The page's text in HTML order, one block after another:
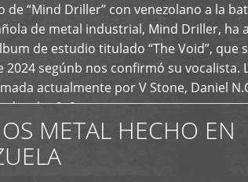
de “Mind Driller” con venezolano a la
de metal industrial, Mind Driller, ha
de estudio titulado “The Void”, que
2024 segúnb nos confirmó su vocalista.
actualmente por V Stone, Daniel
a las […]
METAL HECHO EN